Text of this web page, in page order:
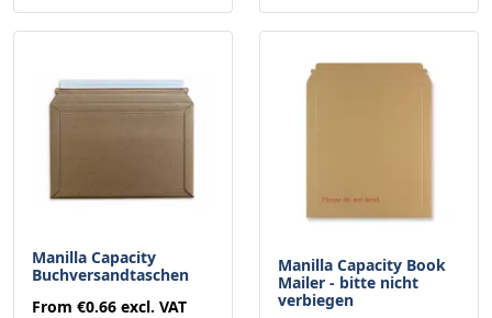
Manilla Capacity
Buchversandtaschen
From €0.66 excl. VAT
Manilla Capacity Book
Mailer - bitte nicht
verbiegen